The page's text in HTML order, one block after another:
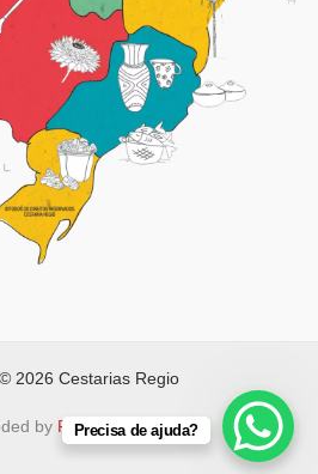
2026 Cestarias Regio
by FAPNET
Precisa de ajuda?